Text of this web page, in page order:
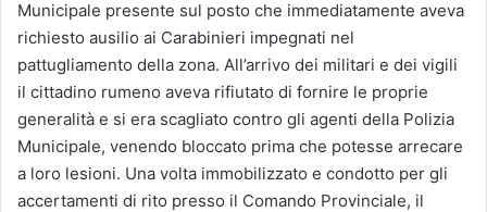
Municipale presente sul posto che immediatamente aveva
richiesto ausilio ai Carabinieri impegnati nel
pattugliamento della zona. All’arrivo dei militari e dei vigili
il cittadino rumeno aveva rifiutato di fornire le proprie
generalità e si era scagliato contro gli agenti della Polizia
Municipale, venendo bloccato prima che potesse arrecare
a loro lesioni. Una volta immobilizzato e condotto per gli
accertamenti di rito presso il Comando Provinciale, il